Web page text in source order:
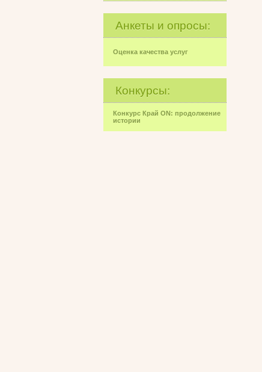
Анкеты и опросы:
Оценка качества услуг
Конкурсы:
Конкурс Край ON: продолжение
истории